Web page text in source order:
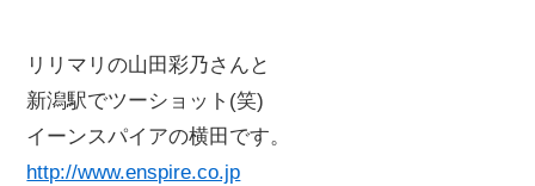
リリマリの山田彩乃さんと
新潟駅でツーショット(笑)
イーンスパイアの横田です。
http://www.enspire.co.jp